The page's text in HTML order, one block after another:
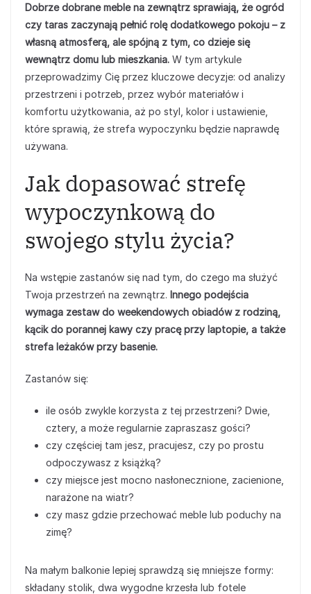
Dobrze dobrane meble na zewnątrz sprawiają, że ogród
czy taras zaczynają pełnić rolę dodatkowego pokoju – z
własną atmosferą, ale spójną z tym, co dzieje się
wewnątrz domu lub mieszkania. W tym artykule
przeprowadzimy Cię przez kluczowe decyzje: od analizy
przestrzeni i potrzeb, przez wybór materiałów i
komfortu użytkowania, aż po styl, kolor i ustawienie,
które sprawią, że strefa wypoczynku będzie naprawdę
używana.
Jak dopasować strefę
wypoczynkową do
swojego stylu życia?
Na wstępie zastanów się nad tym, do czego ma służyć
Twoja przestrzeń na zewnątrz. Innego podejścia
wymaga zestaw do weekendowych obiadów z rodziną,
kącik do porannej kawy czy pracę przy laptopie, a także
strefa leżaków przy basenie.
Zastanów się:
ile osób zwykle korzysta z tej przestrzeni? Dwie,
cztery, a może regularnie zapraszasz gości?
czy częściej tam jesz, pracujesz, czy po prostu
odpoczywasz z książką?
czy miejsce jest mocno nasłonecznione, zacienione,
narażone na wiatr?
czy masz gdzie przechować meble lub poduchy na
zimę?
Na małym balkonie lepiej sprawdzą się mniejsze formy:
składany stolik, dwa wygodne krzesła lub fotele